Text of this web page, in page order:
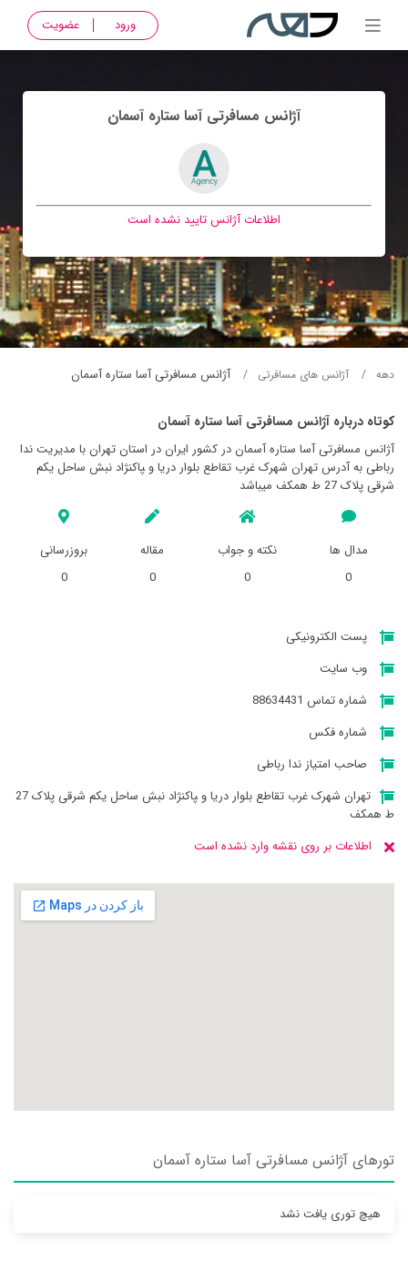
ورود عضویت
آژانس مسافرتی آسا ستاره آسمان
اطلاعات آژانس تایید نشده است
دهه آژانس های مسافرتی آژانس مسافرتی آسا ستاره آسمان
کوتاه درباره آژانس مسافرتی آسا ستاره آسمان
آژانس مسافرتی آسا ستاره آسمان در کشور ایران در استان تهران با مدیریت ندا
رباطی به آدرس تهران شهرک غرب تقاطع بلوار دریا و ‍‍پاکنژاد نبش ساحل یکم
شرقی پلاک 27 ط همکف میباشد
مدال ها
0
نکته و جواب
0
مقاله
0
بروزرسانی
0
پست الکترونیکی
وب سایت
شماره تماس 88634431
شماره فکس
صاحب امتیاز ندا رباطی
تهران شهرک غرب تقاطع بلوار دریا و ‍‍پاکنژاد نبش ساحل یکم شرقی پلاک 27
ط همکف
اطلاعات بر روی نقشه وارد نشده است
تورهای آژانس مسافرتی آسا ستاره آسمان
هیچ توری یافت نشد